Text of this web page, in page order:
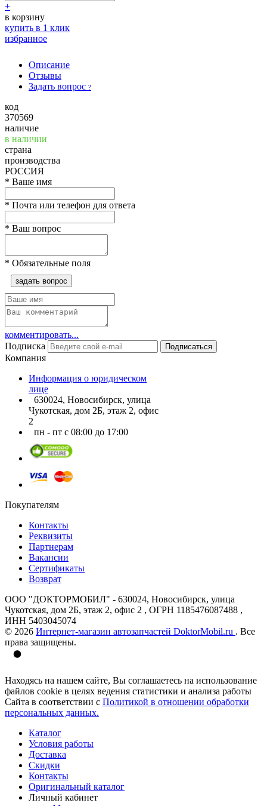
+
в корзину
купить в 1 клик
избранное
Описание
Отзывы
Задать вопрос ?
код
370569
наличие
в наличии
страна
производства
РОССИЯ
* Ваше имя
* Почта или телефон для ответа
* Ваш вопрос
* Обязательные поля
задать вопрос
комментировать...
Подписка
Подписаться
Компания
Информация о юридическом
лице
630024, Новосибирск, улица
Чукотская, дом 2Б, этаж 2, офис
2
пн - пт с 08:00 до 17:00
Покупателям
Контакты
Реквизиты
Партнерам
Вакансии
Сертификаты
Возврат
ООО "ДОКТОРМОБИЛ" - 630024, Новосибирск, улица
Чукотская, дом 2Б, этаж 2, офис 2 , ОГРН 1185476087488 ,
ИНН 5403045074
© 2026 Интернет-магазин автозапчастей DoktorMobil.ru . Все
права защищены.
Находясь на нашем сайте, Вы соглашаетесь на использование
файлов cookie в целях ведения статистики и анализа работы
Сайта в соответствии с Политикой в отношении обработки
персональных данных.
Каталог
Условия работы
Доставка
Скидки
Контакты
Оригинальный каталог
Личный кабинет